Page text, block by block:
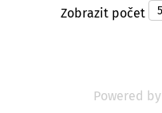
Zobrazit počet
Powered by